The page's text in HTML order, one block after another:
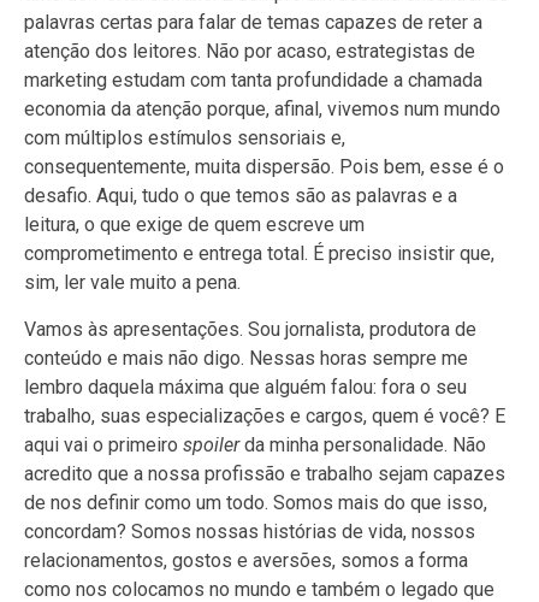
palavras certas para falar de temas capazes de reter a
atenção dos leitores. Não por acaso, estrategistas de
marketing estudam com tanta profundidade a chamada
economia da atenção porque, afinal, vivemos num mundo
com múltiplos estímulos sensoriais e,
consequentemente, muita dispersão. Pois bem, esse é o
desafio. Aqui, tudo o que temos são as palavras e a
leitura, o que exige de quem escreve um
comprometimento e entrega total. É preciso insistir que,
sim, ler vale muito a pena.
Vamos às apresentações. Sou jornalista, produtora de
conteúdo e mais não digo. Nessas horas sempre me
lembro daquela máxima que alguém falou: fora o seu
trabalho, suas especializações e cargos, quem é você? E
aqui vai o primeiro spoilerda minha personalidade. Não
acredito que a nossa profissão e trabalho sejam capazes
de nos definir como um todo. Somos mais do que isso,
concordam? Somos nossas histórias de vida, nossos
relacionamentos, gostos e aversões, somos a forma
como nos colocamos no mundo e também o legado que